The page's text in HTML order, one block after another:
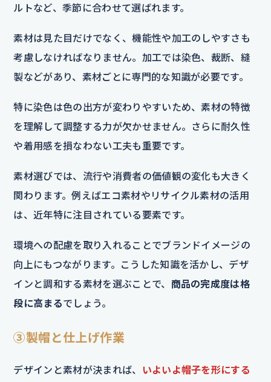
ルトなど、季節に合わせて選ばれます。
素材は見た目だけでなく、機能性や加工のしやすさも
考慮しなければなりません。加工では染色、裁断、縫
製などがあり、素材ごとに専門的な知識が必要です。
特に染色は色の出方が変わりやすいため、素材の特徴
を理解して調整する力が欠かせません。さらに耐久性
や着用感を損なわない工夫も重要です。
素材選びでは、流行や消費者の価値観の変化も大きく
関わります。例えばエコ素材やリサイクル素材の活用
は、近年特に注目されている要素です。
環境への配慮を取り入れることでブランドイメージの
向上にもつながります。こうした知識を活かし、デザ
インと調和する素材を選ぶことで、 商品の完成度は格
段に高まるでしょう。
③製帽と仕上げ作業
デザインと素材が決まれば、 いよいよ帽子を形にする